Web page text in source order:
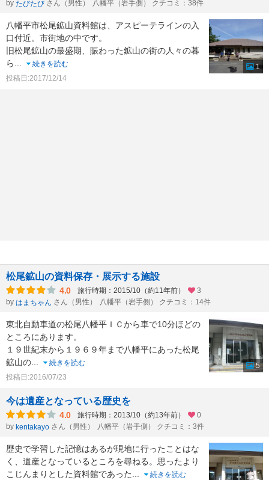
by たびたび さん（男性） 八幡平（岩手側） クチコミ：38件
八幡平市松尾鉱山資料館は、アスピーテラインの入
口付近。市街地の中です。
旧松尾鉱山の最盛期、賑わった鉱山の街の人々の暮
ら
続きを読む
投稿日:2017/12/14
1
松尾鉱山の資料保存・展示する施設
4.0 旅行時期：2015/10（約11年前）
3
by はまちゃん さん（男性） 八幡平（岩手側） クチコミ：14件
東北自動車道の松尾八幡平ＩＣから車で10分ほどの
ところにあります。
１９世紀末から１９６９年まで八幡平にあった松尾
鉱山の
続きを読む
投稿日:2016/07/23
5
今は遺産となっている歴史を
4.0 旅行時期：2013/10（約13年前）
0
by kentakayo さん（男性） 八幡平（岩手側） クチコミ：3件
歴史で学習した記憶はあるが現地に行ったことはな
く、遺産となっているところを尋ねる。思ったより
こじんまりとした資料館であった
続きを読む